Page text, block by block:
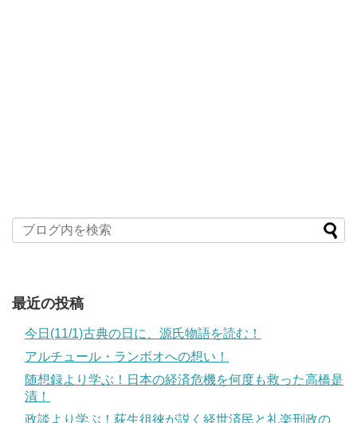
最近の投稿
今日(11/1)古典の日に、源氏物語を読む！
アルチュール・ランボオへの想い！
随想録より学ぶ！日本の経済危機を何度も救った高橋是
清！
政談より学ぶ！荻生徂徠が説く経世済民と礼楽刑政の